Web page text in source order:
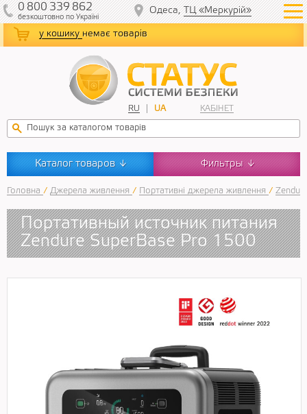
у кошику немає товарів
RU UA КАБІНЕТ
0 800 339 862
безкоштовнопо Україні
Одеса, ТЦ «Меркурій»
Каталог товаров ↓ Фильтры ↓
Головна / Джерела живлення / Портативні джерела живлення / Zendure
Портативный источник питания
Zendure SuperBase Pro 1500